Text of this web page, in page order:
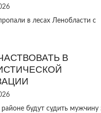
в лесах Ленобласти с
В
будут судить мужчину